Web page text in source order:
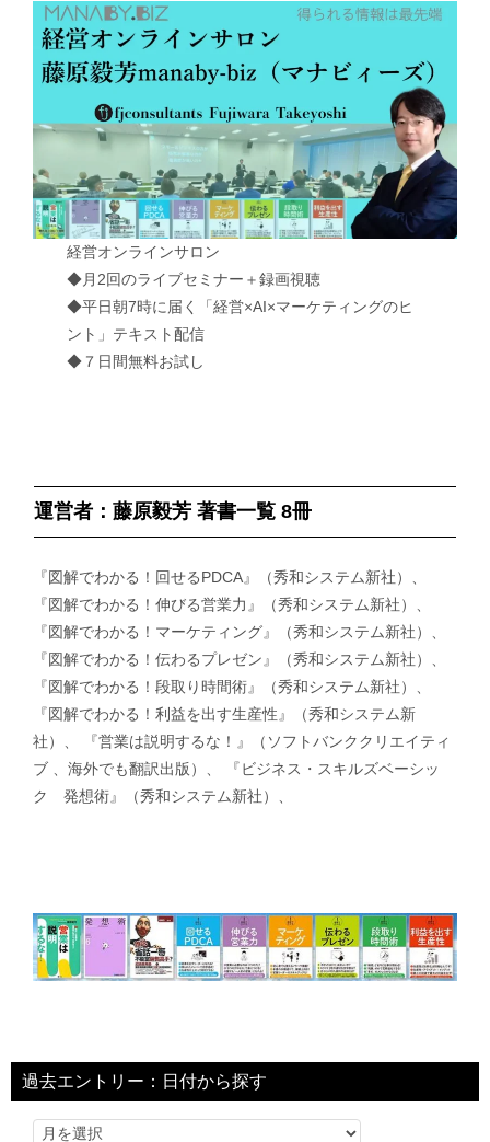
経営オンラインサロン
◆月2回のライブセミナー＋録画視聴
◆平日朝7時に届く「経営×AI×マーケティングのヒ
ント」テキスト配信
◆７日間無料お試し
運営者：藤原毅芳 著書一覧 8冊
『図解でわかる！回せるPDCA』（秀和システム新社）、
『図解でわかる！伸びる営業力』（秀和システム新社）、
『図解でわかる！マーケティング』（秀和システム新社）、
『図解でわかる！伝わるプレゼン』（秀和システム新社）、
『図解でわかる！段取り時間術』（秀和システム新社）、
『図解でわかる！利益を出す生産性』（秀和システム新
社）、 『営業は説明するな！』（ソフトバンククリエイティ
ブ 、海外でも翻訳出版）、 『ビジネス・スキルズベーシッ
ク 発想術』（秀和システム新社）、
過去エントリー：日付から探す